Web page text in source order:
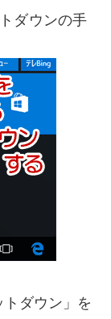
ダウンの手
トダウン」を